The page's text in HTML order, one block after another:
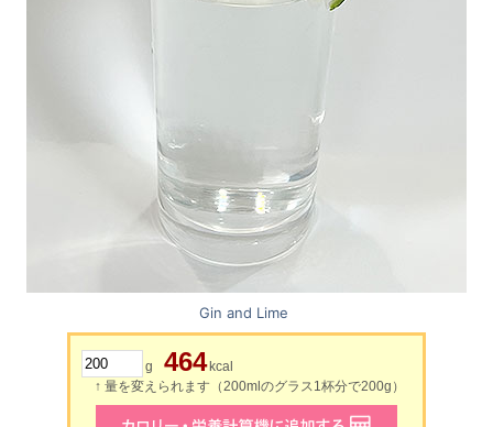
Gin and Lime
g 464 kcal
↑ 量を変えられます（200mlのグラス1杯分で200g）